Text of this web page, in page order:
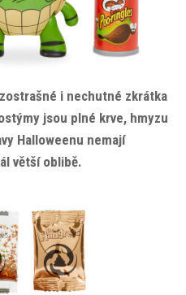
i nechutné zkrátka
jsou plné krve, hmyzu
Halloweenu nemají
větší oblibě.